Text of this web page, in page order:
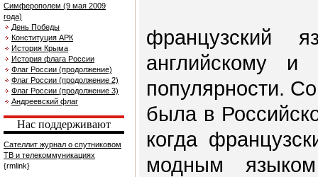
Симферополем (9 мая 2009
года)
День Победы
Конституция АРК
История Крыма
История флага России
Флаг России (продолжение)
Флаг России (продолжение 2)
Флаг России (продолжение 3)
Андреевский флаг
Нас поддерживают
Сателлит журнал о спутниковом
ТВ и телекоммуникациях
{rmlink}
французский
английскому
популярности.
была в
когда
модным